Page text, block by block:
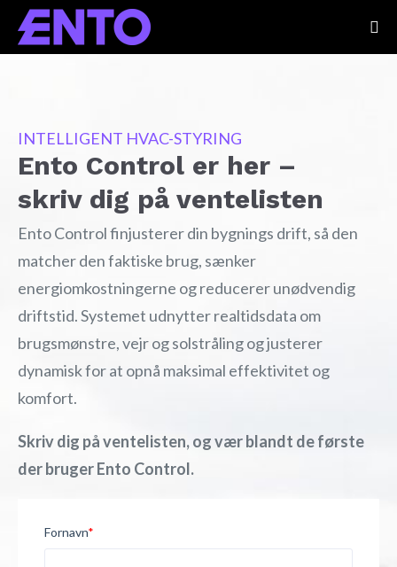
INTELLIGENT HVAC-STYRING
Ento Control er her –
skriv dig på ventelisten
Ento Control finjusterer din bygnings drift, så den
matcher den faktiske brug, sænker
energiomkostningerne og reducerer unødvendig
driftstid. Systemet udnytter realtidsdata om
brugsmønstre, vejr og solstråling og justerer
dynamisk for at opnå maksimal effektivitet og
komfort.
Skriv dig på ventelisten, og vær blandt de første
der bruger Ento Control.
Fornavn*